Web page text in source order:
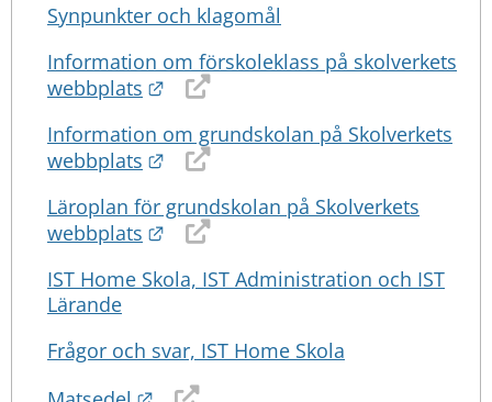
Synpunkter och klagomål
Information om förskoleklass på skolverkets
webbplats
Länk till annan webbplats.
Information om grundskolan på Skolverkets
webbplats
Länk till annan webbplats.
Läroplan för grundskolan på Skolverkets
webbplats
Länk till annan webbplats.
IST Home Skola, IST Administration och IST
Lärande
Frågor och svar, IST Home Skola
Länk till annan webbplats.